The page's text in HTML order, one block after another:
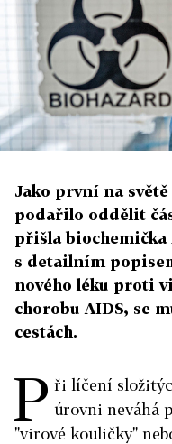
Jako první na
podařilo oddělit
přišla biochemička
s detailním
nového léku proti
chorobu AIDS, se
cestách.
P ři líčení
úrovni neváhá
"virové kouličky"